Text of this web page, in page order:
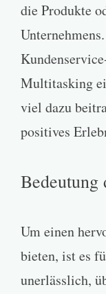
die Produkte
Multitasking
viel dazu
positives
Bedeutung
Um einen
bieten, ist es
unerlässlich,